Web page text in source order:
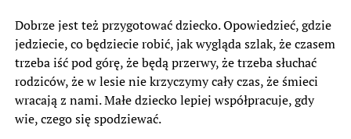
Dobrze jest też przygotować dziecko. Opowiedzieć, gdzie
jedziecie, co będziecie robić, jak wygląda szlak, że czasem
trzeba iść pod górę, że będą przerwy, że trzeba słuchać
rodziców, że w lesie nie krzyczymy cały czas, że śmieci
wracają z nami. Małe dziecko lepiej współpracuje, gdy
wie, czego się spodziewać.